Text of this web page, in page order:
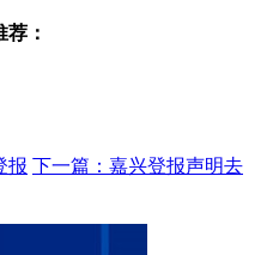
：
报 下一篇：嘉兴登报声明去